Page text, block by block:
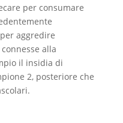
per consumare
aggredire
alla
il insidia di
2, posteriore che